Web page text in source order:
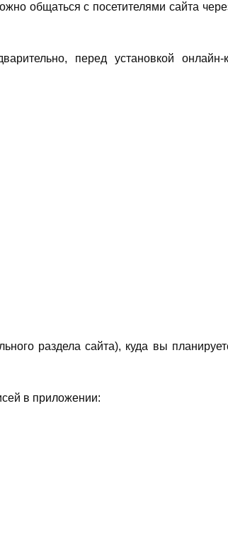
общаться с посетителями сайта
перед установкой онлайн-
раздела сайта), куда вы
в приложении: